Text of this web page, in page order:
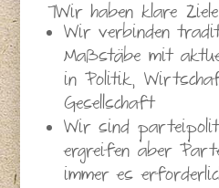
7Wir haben klare
Wir verbinden
Maßstäbe mit
in Politik,
Gesellschaft
Wir sind
ergreifen aber
immer es